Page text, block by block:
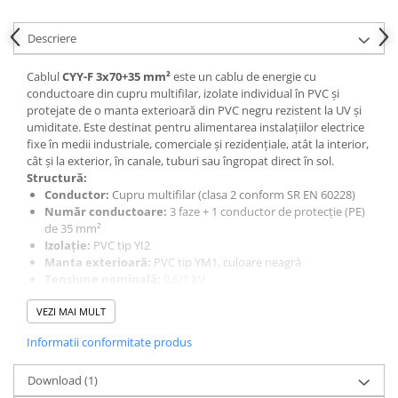
Cabluri cupru coaxial bransament
Cabluri cupru flexibil
Cabluri cupru nearmat
Cabluri cupru rezistente la foc
Cabluri flexibile
Cabluri flexibile plate
Cabluri medie tensiune
Cabluri medie tensiune aluminiu
Cabluri optice
Cabluri semnalizare si control
Conductori flexibili cupru
Conductori rigizi
Cabluri alarma
Descriere
CablulCYY-F 3x70+35 mm²este un cablu de energie cu
conductoare din cupru multifilar, izolate individual în PVC și
protejate de o manta exterioară din PVC negru rezistent la UV și
umiditate. Este destinat pentru alimentarea instalațiilor electrice
fixe în medii industriale, comerciale și rezidențiale, atât la interior,
cât și la exterior, în canale, tuburi sau îngropat direct în sol.
Structură:
Conductor: Cupru multifilar (clasa 2 conform SR EN 60228)
Număr conductoare: 3 faze + 1 conductor de protecție (PE)
de 35 mm²
Izolație: PVC tip YI2
Manta exterioară: PVC tip YM1, culoare neagră
Temperatură de funcționare:
În funcționare continuă: -15°C…+70°C
Raza minimă de curbură:12 x diametrul cablului
Rezistență:Bună la șocuri mecanice și substanțe chimice
uzuale
VEZI MAI MULT
Informatii conformitate produs
Download (1)